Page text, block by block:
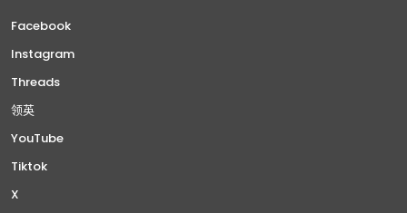
Facebook
Instagram
Threads
领英
YouTube
Tiktok
X